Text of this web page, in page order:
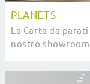
PLANETS
La Carta da
nostro